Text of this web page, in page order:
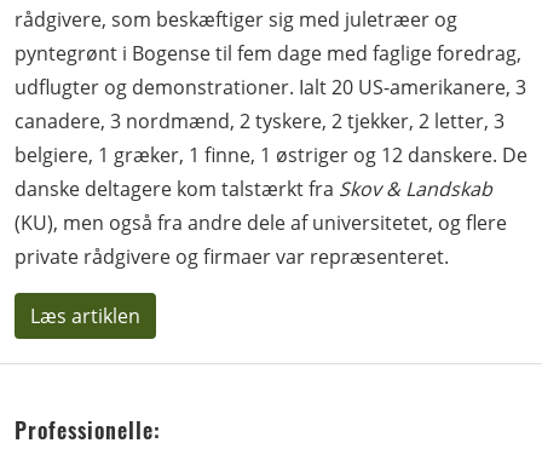
rådgivere, som beskæftiger sig med juletræer og
pyntegrønt i Bogense til fem dage med faglige foredrag,
udflugter og demonstrationer. Ialt 20 US-amerikanere, 3
canadere, 3 nordmænd, 2 tyskere, 2 tjekker, 2 letter, 3
belgiere, 1 græker, 1 finne, 1 østriger og 12 danskere. De
danske deltagere kom talstærkt fra Skov & Landskab
(KU), men også fra andre dele af universitetet, og flere
private rådgivere og firmaer var repræsenteret.
Læs artiklen
Professionelle: